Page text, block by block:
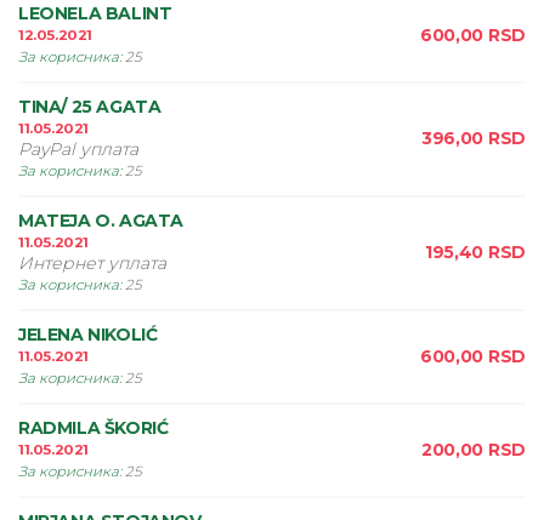
LEONELA BALINT
12.05.2021
За корисника:25
600,00 RSD
TINA/ 25 AGATA
11.05.2021
PayPal уплата
За корисника:25
396,00 RSD
MATEJA O. AGATA
11.05.2021
Интернет уплата
За корисника:25
195,40 RSD
JELENA NIKOLIĆ
11.05.2021
За корисника:25
600,00 RSD
RADMILA ŠKORIĆ
11.05.2021
За корисника:25
200,00 RSD